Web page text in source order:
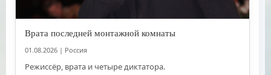
Врата последней монтажной комнаты
01.08.2026 | Россия
Режиссёр, врата и четыре диктатора.